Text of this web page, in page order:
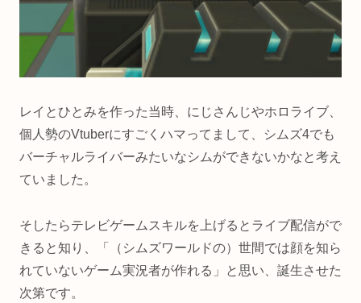
レイとひとみを作った当時、にじさんじやホロライブ、
個人勢のVtuberにすごくハマってまして、シムズ4でも
バーチャルライバーみたいなシムができないかなと考え
ていました。
そしたらテレビゲームスキルを上げるとライブ配信がで
きると知り、「（シムズワールドの）世間では顔を知ら
れていないゲーム実況者が作れる」と思い、誕生させた
次第です。